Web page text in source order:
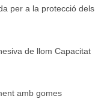
per a la protecció dels
de llom Capacitat
amb gomes